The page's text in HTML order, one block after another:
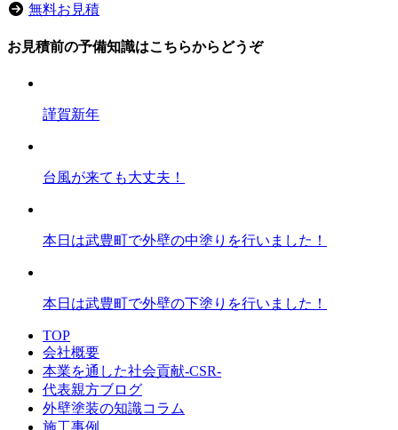
無料お見積
お見積前の予備知識はこちらからどうぞ
謹賀新年
台風が来ても大丈夫！
本日は武豊町で外壁の中塗りを行いました！
本日は武豊町で外壁の下塗りを行いました！
TOP
会社概要
本業を通した社会貢献-CSR-
代表親方ブログ
外壁塗装の知識コラム